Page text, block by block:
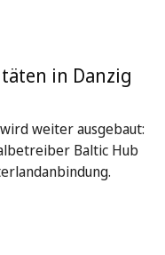
in Danzig
weiter ausgebaut:
Baltic Hub